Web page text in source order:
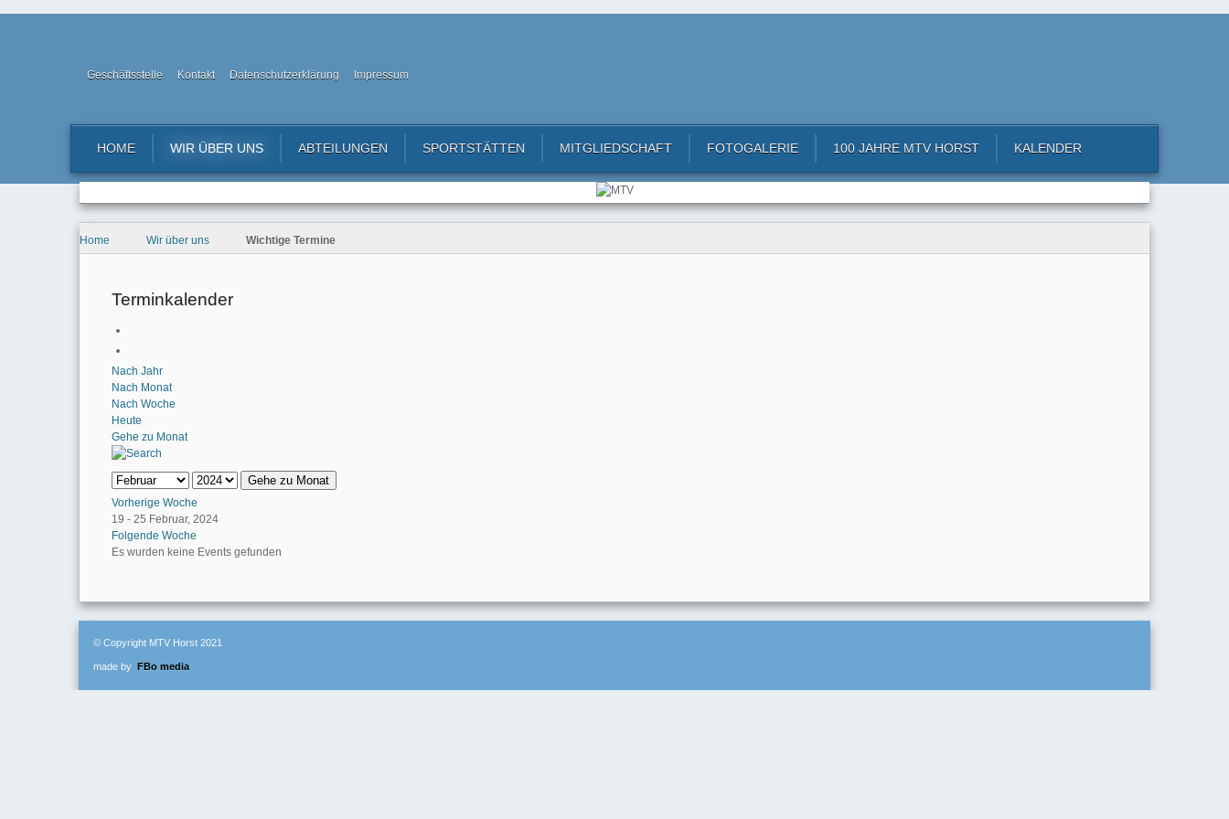
Geschäftsstelle Kontakt Datenschutzerklärung Impressum
HOME WIR ÜBER UNS ABTEILUNGEN SPORTSTÄTTEN MITGLIEDSCHAFT FOTOGALERIE 100 JAHRE MTV HORST KALENDER
Home Wir über uns Wichtige Termine
Terminkalender
Nach Jahr
Nach Monat
Nach Woche
Heute
Gehe zu Monat
Gehe zu Monat
Vorherige Woche
19 - 25 Februar, 2024
Folgende Woche
Es wurden keine Events gefunden
© Copyright MTV Horst 2021
made by FBo media